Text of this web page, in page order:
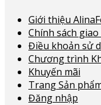
Giới thiệu
Chính sách
Điều khoản sử
Chương trình
Khuyến mãi
Trang Sản
Đăng nhập